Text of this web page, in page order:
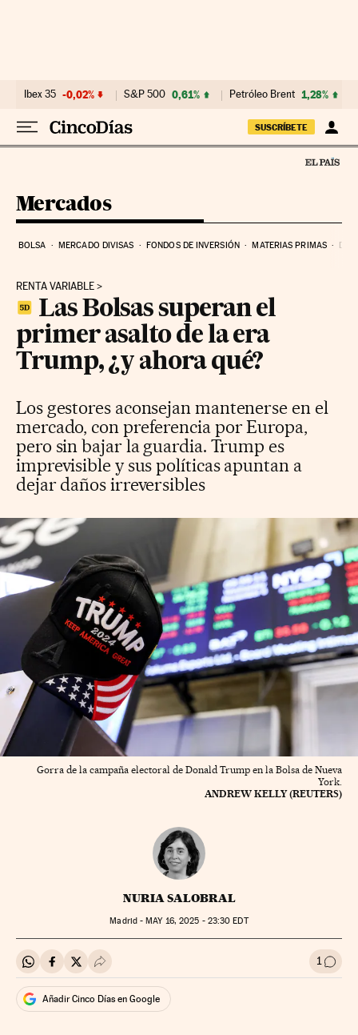
Ibex 35 -0,02% S&P 500 0,61% Petróleo Brent 1,28%
SUSCRÍBETE
Mercados
BOLSA MERCADO DIVISAS FONDOS DE INVERSIÓN MATERIAS PRIMAS
RENTA VARIABLE
Las Bolsas superan el
primer asalto de la era
Trump, ¿y ahora qué?
Los gestores aconsejan mantenerse en el
mercado, con preferencia por Europa,
pero sin bajar la guardia. Trump es
imprevisible y sus políticas apuntan a
dejar daños irreversibles
Gorra de la campaña electoral de Donald Trump en la Bolsa de Nueva
York.
ANDREW KELLY (REUTERS)
NURIA SALOBRAL
Madrid - MAY16, 2025 - 23:30 EDT
Compartir en Whatsapp
Compartir en Facebook
Compartir en Twitter
Desplegar Redes Sociales 1 Ir a
Añadir Cinco Días en Google